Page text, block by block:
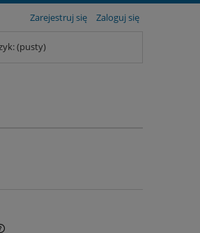
Zarejestruj się Zaloguj się
(pusty)